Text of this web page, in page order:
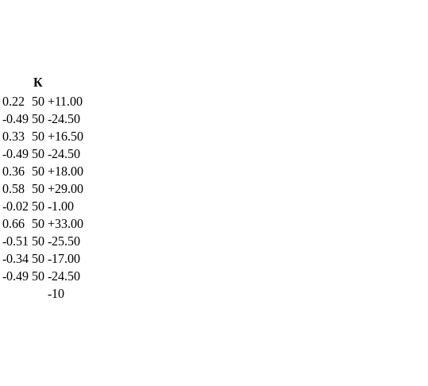
К
0.22 50 +11.00
-0.49 50 -24.50
0.33 50 +16.50
-0.49 50 -24.50
0.36 50 +18.00
0.58 50 +29.00
-0.02 50 -1.00
0.66 50 +33.00
-0.51 50 -25.50
-0.34 50 -17.00
-0.49 50 -24.50
-10